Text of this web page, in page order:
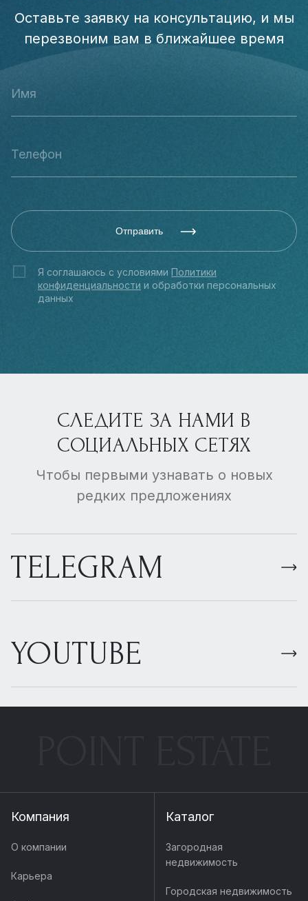
Оставьте заявку на консультацию, и мы
перезвоним вам в ближайшее время
Отправить
Я соглашаюсь с условиями Политики
конфиденциальности и обработки персональных
данных
СЛЕДИТЕ ЗА НАМИ В
СОЦИАЛЬНЫХ СЕТЯХ
Чтобы первыми узнавать о новых
редких предложениях
TELEGRAM
YOUTUBE
Компания
О компании
Карьера
Каталог
Загородная
недвижимость
Городская недвижимость